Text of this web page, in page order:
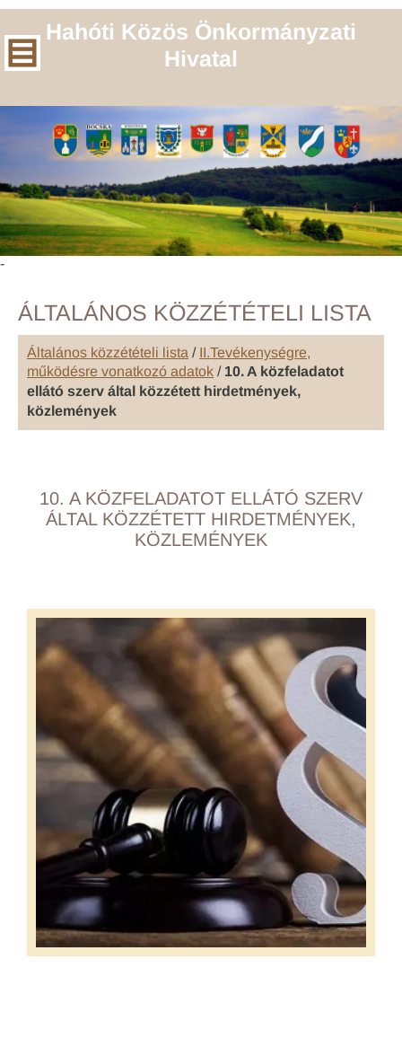
Hahóti Közös Önkormányzati
Hivatal
-
ÁLTALÁNOS KÖZZÉTÉTELI LISTA
Általános közzétételi lista / II.Tevékenységre,
működésre vonatkozó adatok / 10. A közfeladatot
ellátó szerv által közzétett hirdetmények,
közlemények
10. A KÖZFELADATOT ELLÁTÓ SZERV
ÁLTAL KÖZZÉTETT HIRDETMÉNYEK,
KÖZLEMÉNYEK